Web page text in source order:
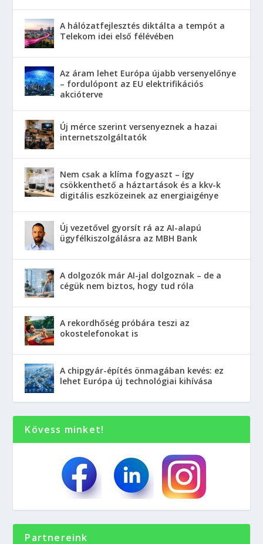
A hálózatfejlesztés diktálta a tempót a
Telekom idei első félévében
Az áram lehet Európa újabb versenyelőnye
– fordulópont az EU elektrifikációs
akcióterve
Új mérce szerint versenyeznek a hazai
internetszolgáltatók
Nem csak a klíma fogyaszt – így
csökkenthető a háztartások és a kkv-k
digitális eszközeinek az energiaigénye
Új vezetővel gyorsít rá az AI-alapú
ügyfélkiszolgálásra az MBH Bank
A dolgozók már AI-jal dolgoznak – de a
cégük nem biztos, hogy tud róla
A rekordhőség próbára teszi az
okostelefonokat is
A chipgyár-építés önmagában kevés: ez
lehet Európa új technológiai kihívása
Kövess minket!
Partnereink